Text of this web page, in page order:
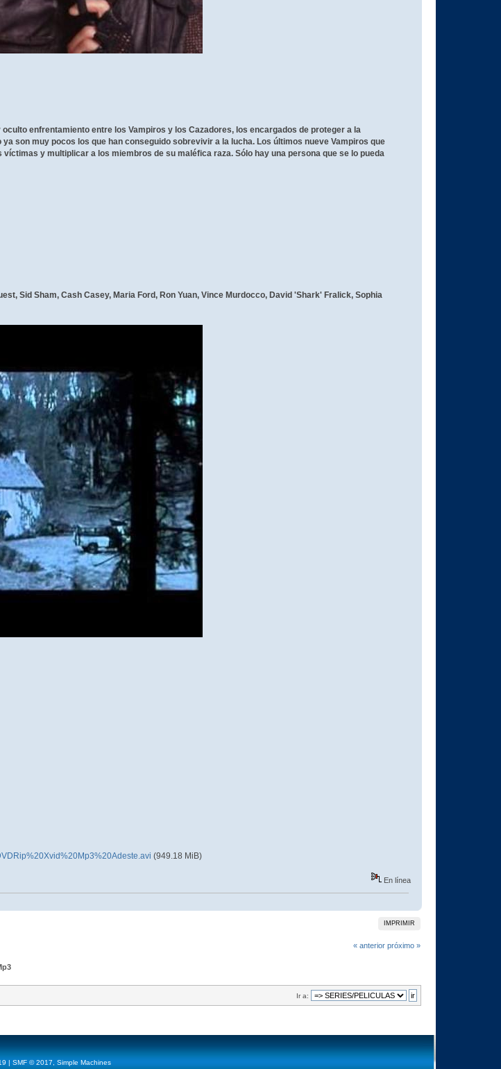
enfrentamiento entre los Vampiros y los Cazadores, los encargados de proteger a la
son muy pocos los que han conseguido sobrevivir a la lucha. Los últimos nueve Vampiros que
y multiplicar a los miembros de su maléfica raza. Sólo hay una persona que se lo pueda
Sid Sham, Cash Casey, Maria Ford, Ron Yuan, Vince Murdocco, David 'Shark' Fralick, Sophia
(949.18 MiB)
En línea
IMPRIMIR
« anterior próximo »
Ir a:
| SMF © 2017 Simple Machines